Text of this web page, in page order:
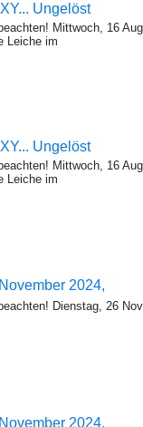
Ungelöst
Mittwoch, 16
Leiche im
Ungelöst
Mittwoch, 16
Leiche im
2024,
Dienstag, 26
2024,